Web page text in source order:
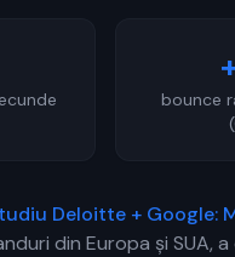
bounce
Deloitte + Google:
din Europa și SUA,